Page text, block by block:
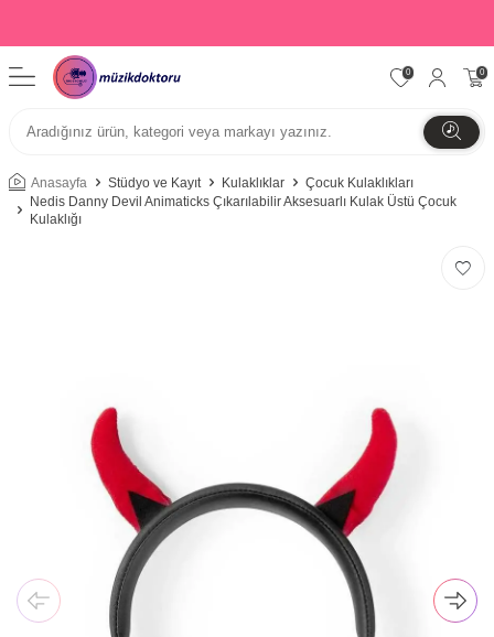
0 0
Anasayfa Stüdyo ve Kayıt Kulaklıklar
Çocuk Kulaklıkları
Nedis Danny Devil Animaticks Çıkarılabilir Aksesuarlı Kulak Üstü Çocuk
Kulaklığı